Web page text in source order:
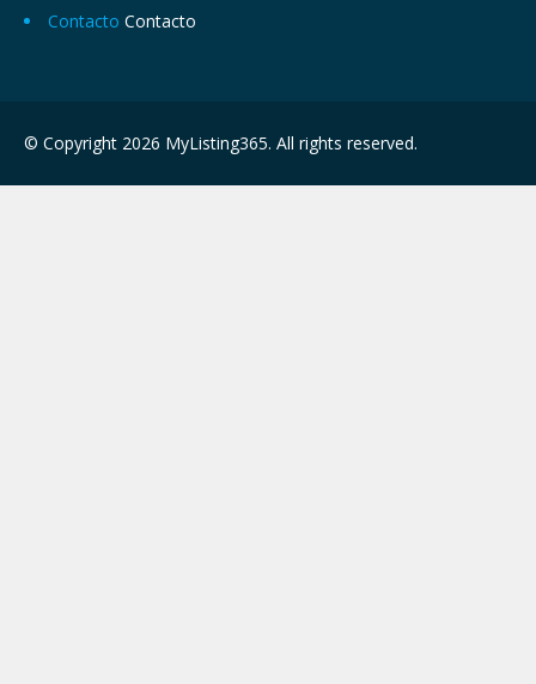
Contacto Contacto
© Copyright 2026 MyListing365. All rights reserved.